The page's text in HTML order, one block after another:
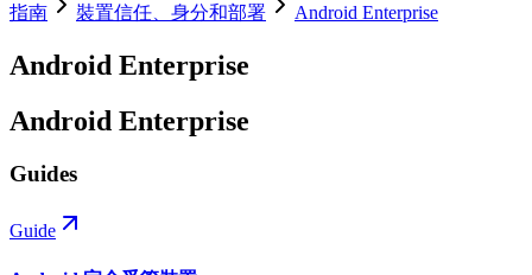
指南 裝置信任、身分和部署 Android Enterprise
Android Enterprise
Android Enterprise
Guides
Guide